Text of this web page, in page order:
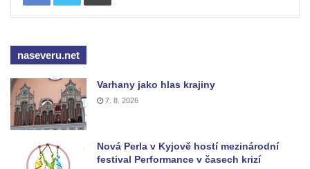
Kaple svatého Bartoloměje v Bukolu
Hřbitovní kaple na hřbitově v Lužci nad
Vltavou
Márnice na hřbitově v Lužci nad Vltavou
Márnice na hřbitově v Hrobčicích
Kostel svatého Havla na hřbitově v
naseveru.net
Varhany jako hlas krajiny
7. 8. 2026
Nová Perla v Kyjově hostí mezinárodní
festival Performance v časech krizí